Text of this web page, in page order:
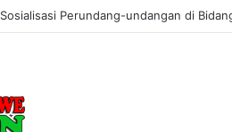
Sosialisasi Perundang-undangan di